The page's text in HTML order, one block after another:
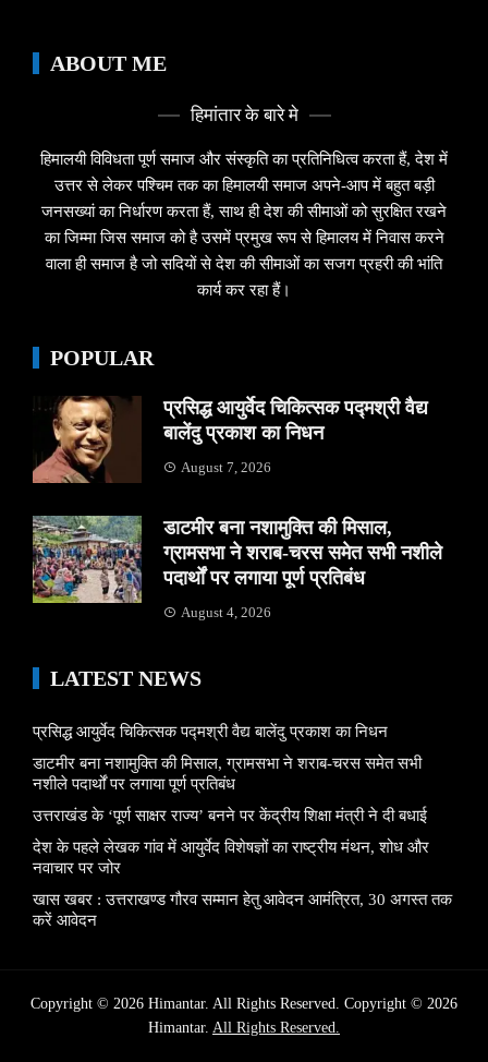
ABOUT ME
हिमांतार के बारे मे
हिमालयी विविधता पूर्ण समाज और संस्कृति का प्रतिनिधित्व करता हैं, देश में
उत्तर से लेकर पश्चिम तक का हिमालयी समाज अपने-आप में बहुत बड़ी
जनसख्यां का निर्धारण करता हैं, साथ ही देश की सीमाओं को सुरक्षित रखने
का जिम्मा जिस समाज को है उसमें प्रमुख रूप से हिमालय में निवास करने
वाला ही समाज है जो सदियों से देश की सीमाओं का सजग प्रहरी की भांति
कार्य कर रहा हैं।
POPULAR
प्रसिद्ध आयुर्वेद चिकित्सक पद्मश्री वैद्य
बालेंदु प्रकाश का निधन
August 7, 2026
डाटमीर बना नशामुक्ति की मिसाल,
ग्रामसभा ने शराब-चरस समेत सभी नशीले
पदार्थों पर लगाया पूर्ण प्रतिबंध
August 4, 2026
LATEST NEWS
प्रसिद्ध आयुर्वेद चिकित्सक पद्मश्री वैद्य बालेंदु प्रकाश का निधन
डाटमीर बना नशामुक्ति की मिसाल, ग्रामसभा ने शराब-चरस समेत सभी
नशीले पदार्थों पर लगाया पूर्ण प्रतिबंध
उत्तराखंड के ‘पूर्ण साक्षर राज्य’ बनने पर केंद्रीय शिक्षा मंत्री ने दी बधाई
देश के पहले लेखक गांव में आयुर्वेद विशेषज्ञों का राष्ट्रीय मंथन, शोध और
नवाचार पर जोर
खास खबर : उत्तराखण्ड गौरव सम्मान हेतु आवेदन आमंत्रित, 30 अगस्त तक
करें आवेदन
Copyright © 2026 Himantar. All Rights Reserved. Copyright © 2026
Himantar. All Rights Reserved.